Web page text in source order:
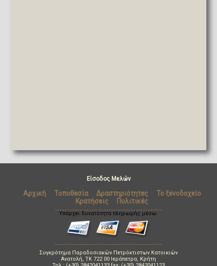
Είσοδος Μελών
Αρχική Τοποθεσία Δραστηριότητες
Το ξενοδοχείο
Κρατήσεις
Πολιτικές
Υπάρχει δυνατότητα πληρωμής μέσω:
Συγκρότημα Παραδοσιακών Πετρόκτιστων Κατοικιών
Ανατολή, TK 722 00 Ιεράπετρα, Κρήτη